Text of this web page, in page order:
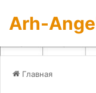
Arh-
Главная